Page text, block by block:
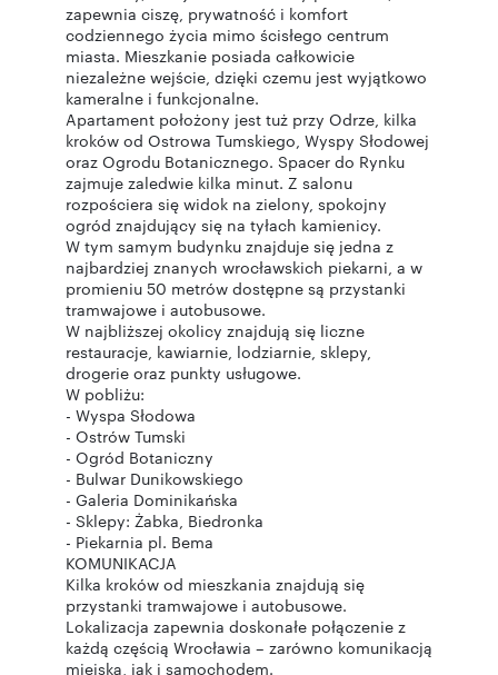
zapewnia ciszę, prywatność i komfort
codziennego życia mimo ścisłego centrum
miasta. Mieszkanie posiada całkowicie
niezależne wejście, dzięki czemu jest wyjątkowo
kameralne i funkcjonalne.
Apartament położony jest tuż przy Odrze, kilka
kroków od Ostrowa Tumskiego, Wyspy Słodowej
oraz Ogrodu Botanicznego. Spacer do Rynku
zajmuje zaledwie kilka minut. Z salonu
rozpościera się widok na zielony, spokojny
ogród znajdujący się na tyłach kamienicy.
W tym samym budynku znajduje się jedna z
najbardziej znanych wrocławskich piekarni, a w
promieniu 50 metrów dostępne są przystanki
tramwajowe i autobusowe.
W najbliższej okolicy znajdują się liczne
restauracje, kawiarnie, lodziarnie, sklepy,
drogerie oraz punkty usługowe.
W pobliżu:
- Wyspa Słodowa
- Ostrów Tumski
- Ogród Botaniczny
- Bulwar Dunikowskiego
- Galeria Dominikańska
- Sklepy: Żabka, Biedronka
- Piekarnia pl. Bema
KOMUNIKACJA
Kilka kroków od mieszkania znajdują się
przystanki tramwajowe i autobusowe.
Lokalizacja zapewnia doskonałe połączenie z
każdą częścią Wrocławia – zarówno komunikacją
miejską, jak i samochodem.